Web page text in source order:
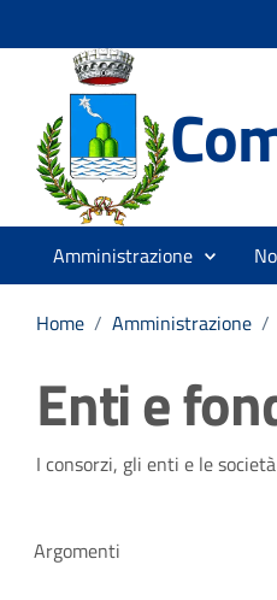
Amministrazione
Home / Amministrazione /
Enti e
I consorzi, gli enti e le
Argomenti